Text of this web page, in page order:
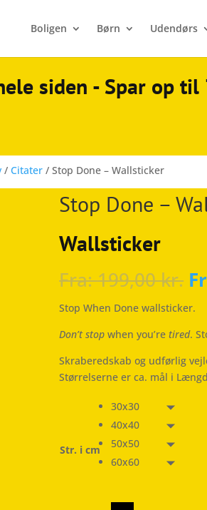
Boligen Børn Udendørs
siden - Spar op til
/ Citater / Stop Done – Wallsticker
Stop Done –
Wallsticker
Fra:199,00kr.
Stop When Done wallsticker.
Don’t stop when you’retired.
Skraberedskab og udførlig
Størrelserne er ca. mål i
Str. i cm
30x30
40x40
50x50
60x60